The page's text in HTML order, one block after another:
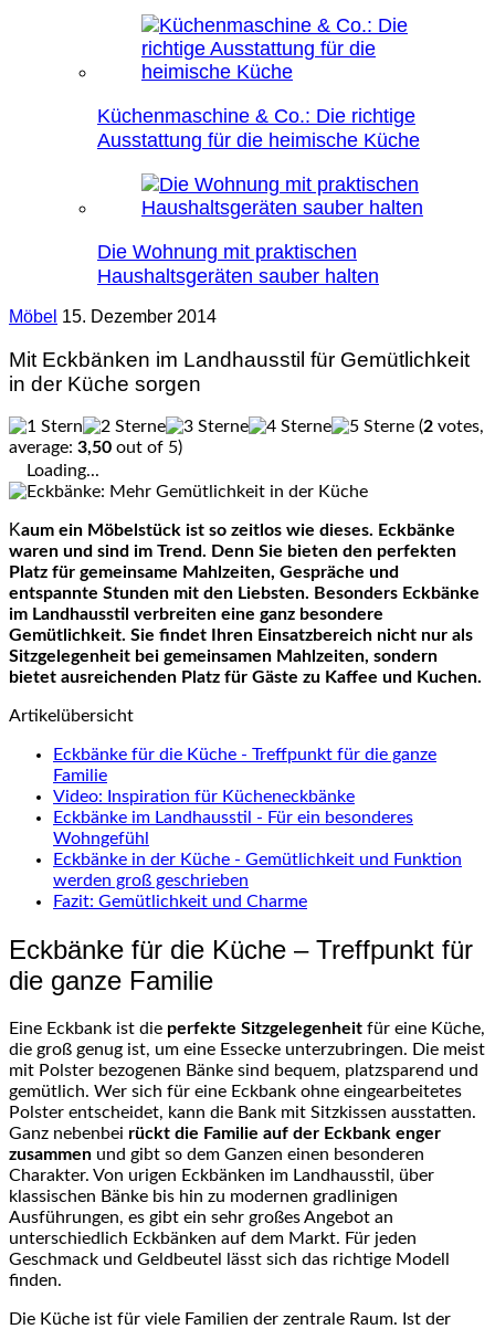
Küchenmaschine & Co.: Die richtige
Ausstattung für die heimische Küche
Die Wohnung mit praktischen
Haushaltsgeräten sauber halten
Möbel 15. Dezember 2014
Mit Eckbänken im Landhausstil für Gemütlichkeit
in der Küche sorgen
(2 votes,
average: 3,50 out of 5)
Loading...
Kaum ein Möbelstück ist so zeitlos wie dieses. Eckbänke
waren und sind im Trend. Denn Sie bieten den perfekten
Platz für gemeinsame Mahlzeiten, Gespräche und
entspannte Stunden mit den Liebsten. Besonders Eckbänke
im Landhausstil verbreiten eine ganz besondere
Gemütlichkeit. Sie findet Ihren Einsatzbereich nicht nur als
Sitzgelegenheit bei gemeinsamen Mahlzeiten, sondern
bietet ausreichenden Platz für Gäste zu Kaffee und Kuchen.
Artikelübersicht
Eckbänke für die Küche - Treffpunkt für die ganze
Familie
Video: Inspiration für Kücheneckbänke
Eckbänke im Landhausstil - Für ein besonderes
Wohngefühl
Eckbänke in der Küche - Gemütlichkeit und Funktion
werden groß geschrieben
Fazit: Gemütlichkeit und Charme
Eckbänke für die Küche – Treffpunkt für
die ganze Familie
Eine Eckbank ist die perfekte Sitzgelegenheit für eine Küche,
die groß genug ist, um eine Essecke unterzubringen. Die meist
mit Polster bezogenen Bänke sind bequem, platzsparend und
gemütlich. Wer sich für eine Eckbank ohne eingearbeitetes
Polster entscheidet, kann die Bank mit Sitzkissen ausstatten.
Ganz nebenbei rückt die Familie auf der Eckbank enger
zusammen und gibt so dem Ganzen einen besonderen
Charakter. Von urigen Eckbänken im Landhausstil, über
klassischen Bänke bis hin zu modernen gradlinigen
Ausführungen, es gibt ein sehr großes Angebot an
unterschiedlich Eckbänken auf dem Markt. Für jeden
Geschmack und Geldbeutel lässt sich das richtige Modell
finden.
Die Küche ist für viele Familien der zentrale Raum. Ist der